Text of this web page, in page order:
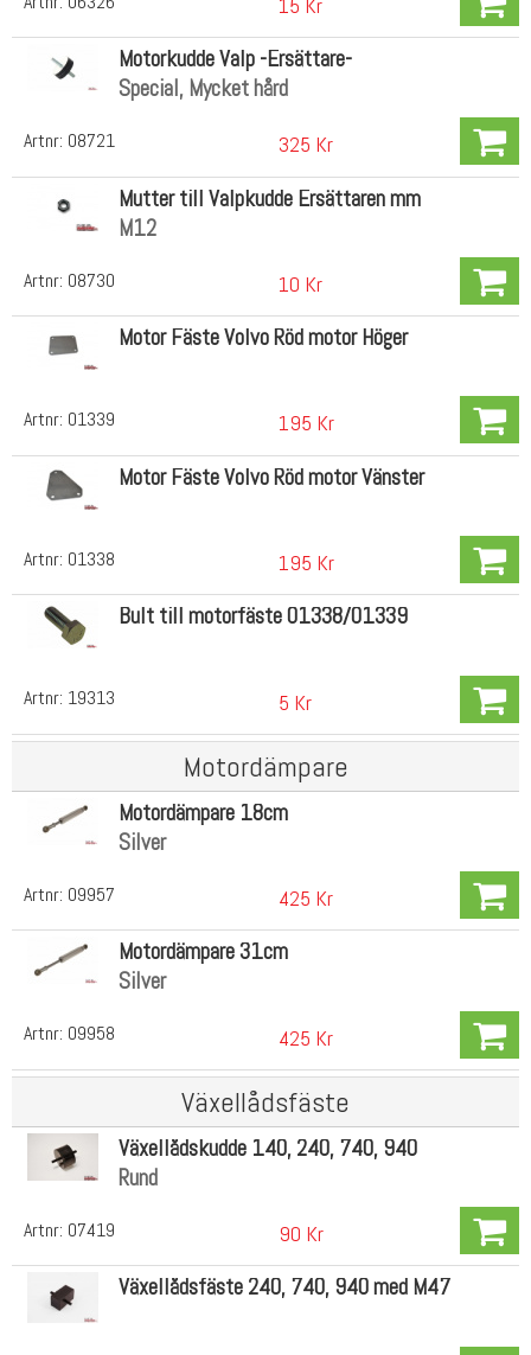
Artnr: 08721
Motorkudde Valp -Ersättare-
Special, Mycket hård
325 Kr
Artnr: 08730
Mutter till Valpkudde Ersättaren mm
M12
10 Kr
Artnr: 01339
Motor Fäste Volvo Röd motor Höger
195 Kr
Artnr: 01338
Motor Fäste Volvo Röd motor Vänster
195 Kr
Artnr: 19313
Bult till motorfäste 01338/01339
5 Kr
Motordämpare
Artnr: 09957
Motordämpare 18cm
Silver
425 Kr
Artnr: 09958
Motordämpare 31cm
Silver
425 Kr
Växellådsfäste
Artnr: 07419
Växellådskudde 140, 240, 740, 940
Rund
90 Kr
Växellådsfäste 240, 740, 940 med M47